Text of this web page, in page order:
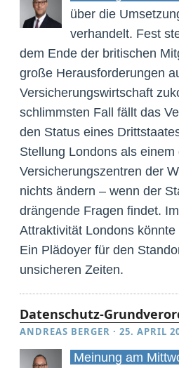
über die
verhandelt. Fest
dem Ende der britischen
große Herausforderungen
Versicherungswirtschaft
schlimmsten Fall fällt das
den Status eines
Stellung Londons als einem
Versicherungszentren der
nichts ändern – wenn der
drängende Fragen findet.
Attraktivität Londons
Ein Plädoyer für den
unsicheren Zeiten.
Datenschutz-
ANDREAS BERGER ·25. APRIL
Meinung am